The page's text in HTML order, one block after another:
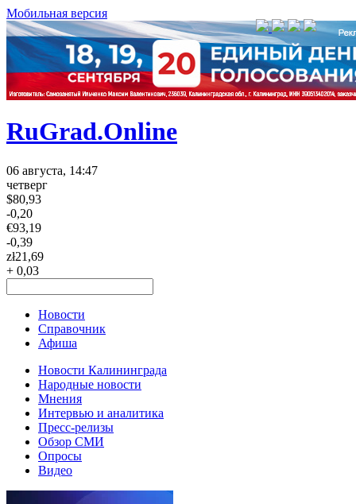
Мобильная версия
RuGrad.Online
06 августа, 14:47
четверг
$80,93
-0,20
€93,19
-0,39
zł21,69
+ 0,03
Новости
Справочник
Афиша
Новости Калининграда
Народные новости
Мнения
Интервью и аналитика
Пресс-релизы
Обзор СМИ
Опросы
Видео